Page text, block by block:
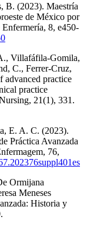
B. (2023). Maestría
de México por
8, e450-
Villafáfila-Gomila,
C., Ferrer-Cruz,
advanced practice
practice
21(1), 331.
E. A. C. (2023).
Práctica Avanzada
76,
Ormijana
Meneses
Historia y